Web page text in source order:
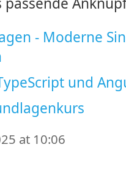
- Moderne
und
at 10:06